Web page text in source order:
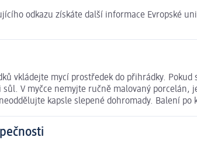
odkazu získáte další informace Evropské
vkládejte mycí prostředek do přihrádky.
sůl. V myčce nemyjte ručně malovaný
kapsle slepené dohromady. Balení po